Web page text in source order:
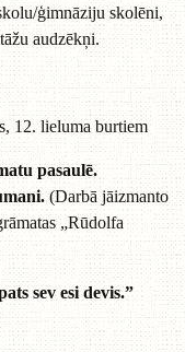
ģimnāziju skolēni,
audzēkņi.
12. lieluma burtiem
pasaulē.
(Darbā jāizmanto
„Rūdolfa
sev esi devis.”